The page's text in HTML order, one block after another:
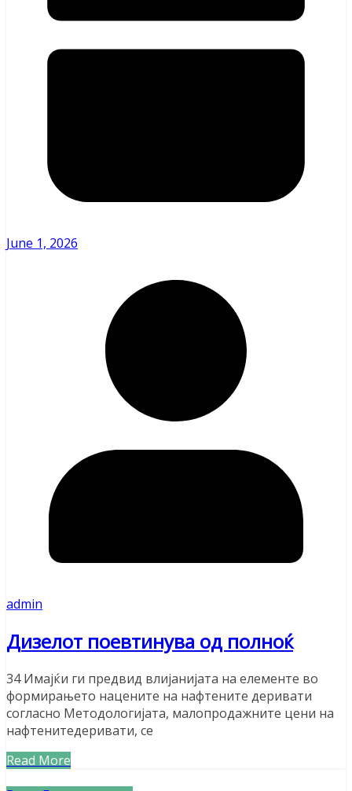
June 1, 2026
admin
Дизелот поевтинува од полноќ
34 Имајќи ги предвид влијанијата на елементе во
формирањето нацените на нафтените деривати
согласно Методологијата, малопродажните цени на
нафтенитедеривати, се
Read More